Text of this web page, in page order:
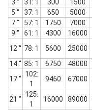
3 "
31: 1 300 1500
5 "
37: 1 650 5000
7 "
57: 1 1750 7000
9 "
61: 1 4300 16000
12 " 78: 1 5600 25000
14 " 85: 1 6750 48000
17 "
102:
1
9460 67000
21 "
125:
1
16000 89000